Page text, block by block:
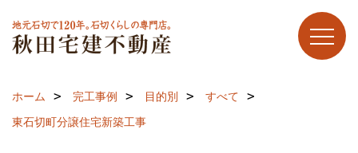
ホーム 完工事例 目的別
すべて
東石切町分譲住宅新築工事